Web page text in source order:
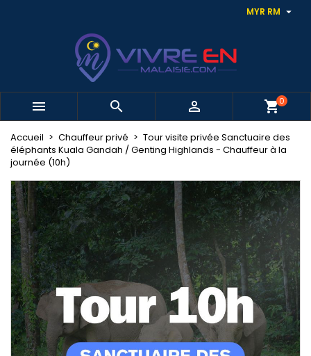
MYR RM 
   shopping_cart0
Accueil Chauffeur privé
Tour visite privée Sanctuaire des
éléphants Kuala Gandah / Genting Highlands - Chauffeur à la
journée (10h)